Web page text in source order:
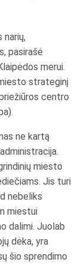
narių,
pasirašė
merui.
strateginį
centro
ne kartą
miesto
Jis turi
nebeliks
miestui
dalimi. Juolab
dėka, yra
šio sprendimo